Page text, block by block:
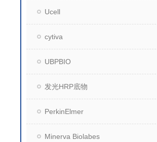
Ucell
cytiva
UBPBIO
发光HRP底物
PerkinElmer
Minerva Biolabes